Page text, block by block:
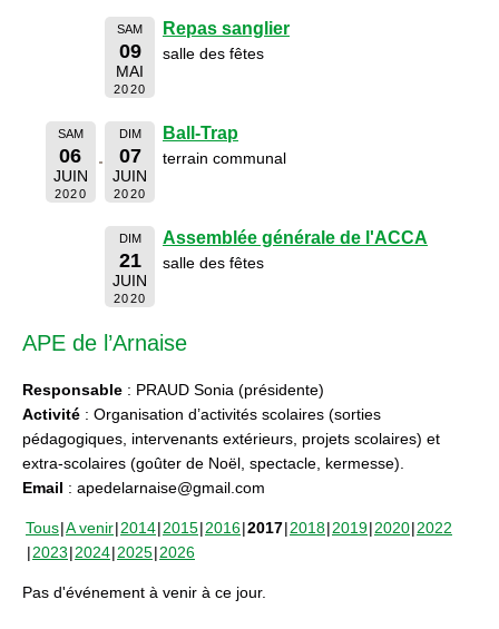
SAM
09
MAI
2020
Repas sanglier
salle des fêtes
SAM
06
JUIN
2020
DIM
07
JUIN
2020
Ball-Trap
terrain communal
DIM
21
JUIN
2020
Assemblée générale de l'ACCA
salle des fêtes
APE de l’Arnaise
Responsable : PRAUD Sonia (présidente)
Activité : Organisation d’activités scolaires (sorties
pédagogiques, intervenants extérieurs, projets scolaires) et
extra-scolaires (goûter de Noël, spectacle, kermesse).
Email : apedelarnaise@gmail.com
Tous A venir 2014 2015 2016 2017 2018 2019 2020 2022
2023 2024 2025 2026
Pas d'événement à venir à ce jour.